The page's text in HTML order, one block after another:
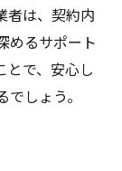
ルの重要
者は、契約内
めるサポート
とで、安心し
しょう。